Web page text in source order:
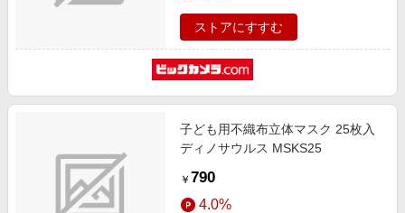
ストアにすすむ
子ども用不織布立体マスク 25枚入
ディノサウルス MSKS25
￥ 790
4.0%